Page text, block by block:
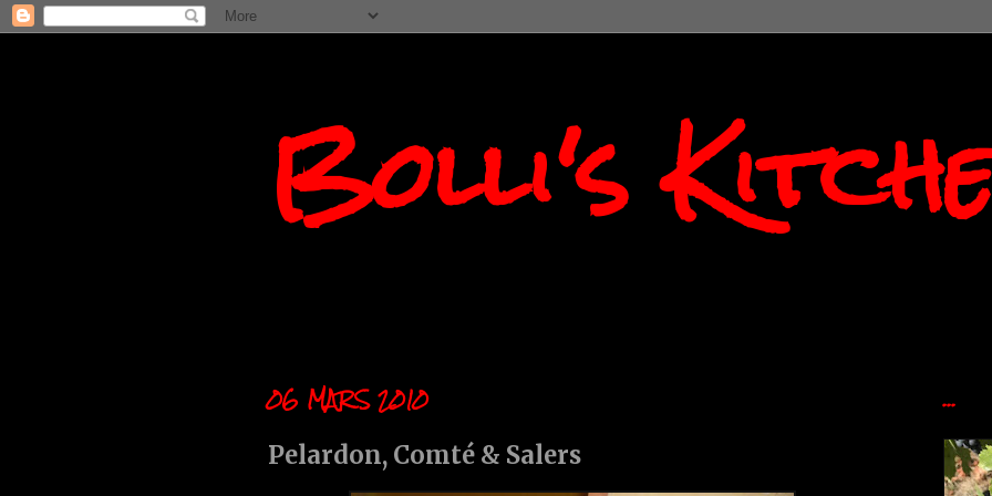
Bolli's
06 MARS 2010
Pelardon, Comté & Salers
...